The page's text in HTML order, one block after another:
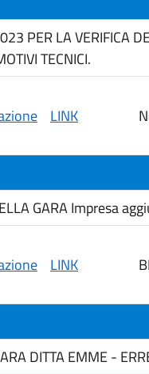
PER LA VERIFICA
TECNICI.
LINK
GARA Impresa
LINK
DITTA EMME -